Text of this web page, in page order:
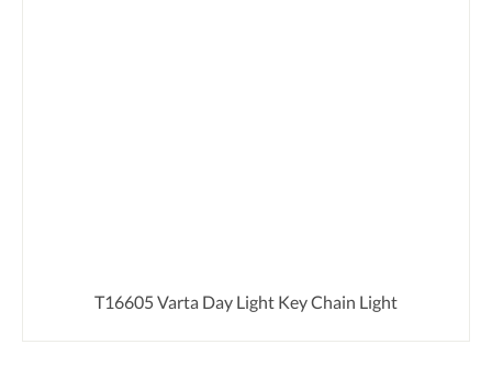
T16605 Varta Day Light Key Chain Light